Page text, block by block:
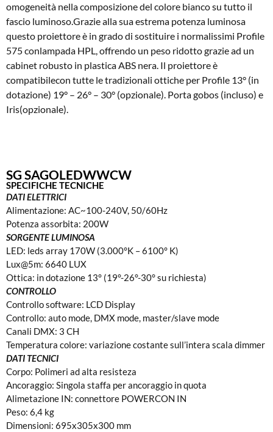
omogeneità nella composizione del colore bianco su tutto il
fascio luminoso.Grazie alla sua estrema potenza luminosa
questo proiettore è in grado di sostituire i normalissimi Profile
575 conlampada HPL, offrendo un peso ridotto grazie ad un
cabinet robusto in plastica ABS nera. Il proiettore è
compatibilecon tutte le tradizionali ottiche per Profile 13° (in
dotazione) 19° – 26° – 30° (opzionale). Porta gobos (incluso) e
Iris(opzionale).
SG SAGOLEDWWCW
SPECIFICHE TECNICHE
DATI ELETTRICI
Alimentazione: AC~100-240V, 50/60Hz
Potenza assorbita: 200W
SORGENTE LUMINOSA
LED: leds array 170W (3.000°K – 6100° K)
Lux@5m: 6640 LUX
Ottica: in dotazione 13° (19°-26°-30° su richiesta)
CONTROLLO
Controllo software: LCD Display
Controllo: auto mode, DMX mode, master/slave mode
Canali DMX: 3 CH
Temperatura colore: variazione costante sull’intera scala dimmer
DATI TECNICI
Corpo: Polimeri ad alta resisteza
Ancoraggio: Singola staffa per ancoraggio in quota
Alimetazione IN: connettore POWERCON IN
Peso: 6,4 kg
Dimensioni: 695x305x300 mm